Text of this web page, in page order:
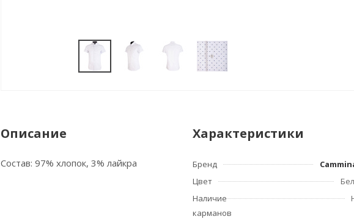
Описание
Состав: 97% хлопок, 3% лайкра
Характеристики
Бренд
Цвет
Наличие
карманов